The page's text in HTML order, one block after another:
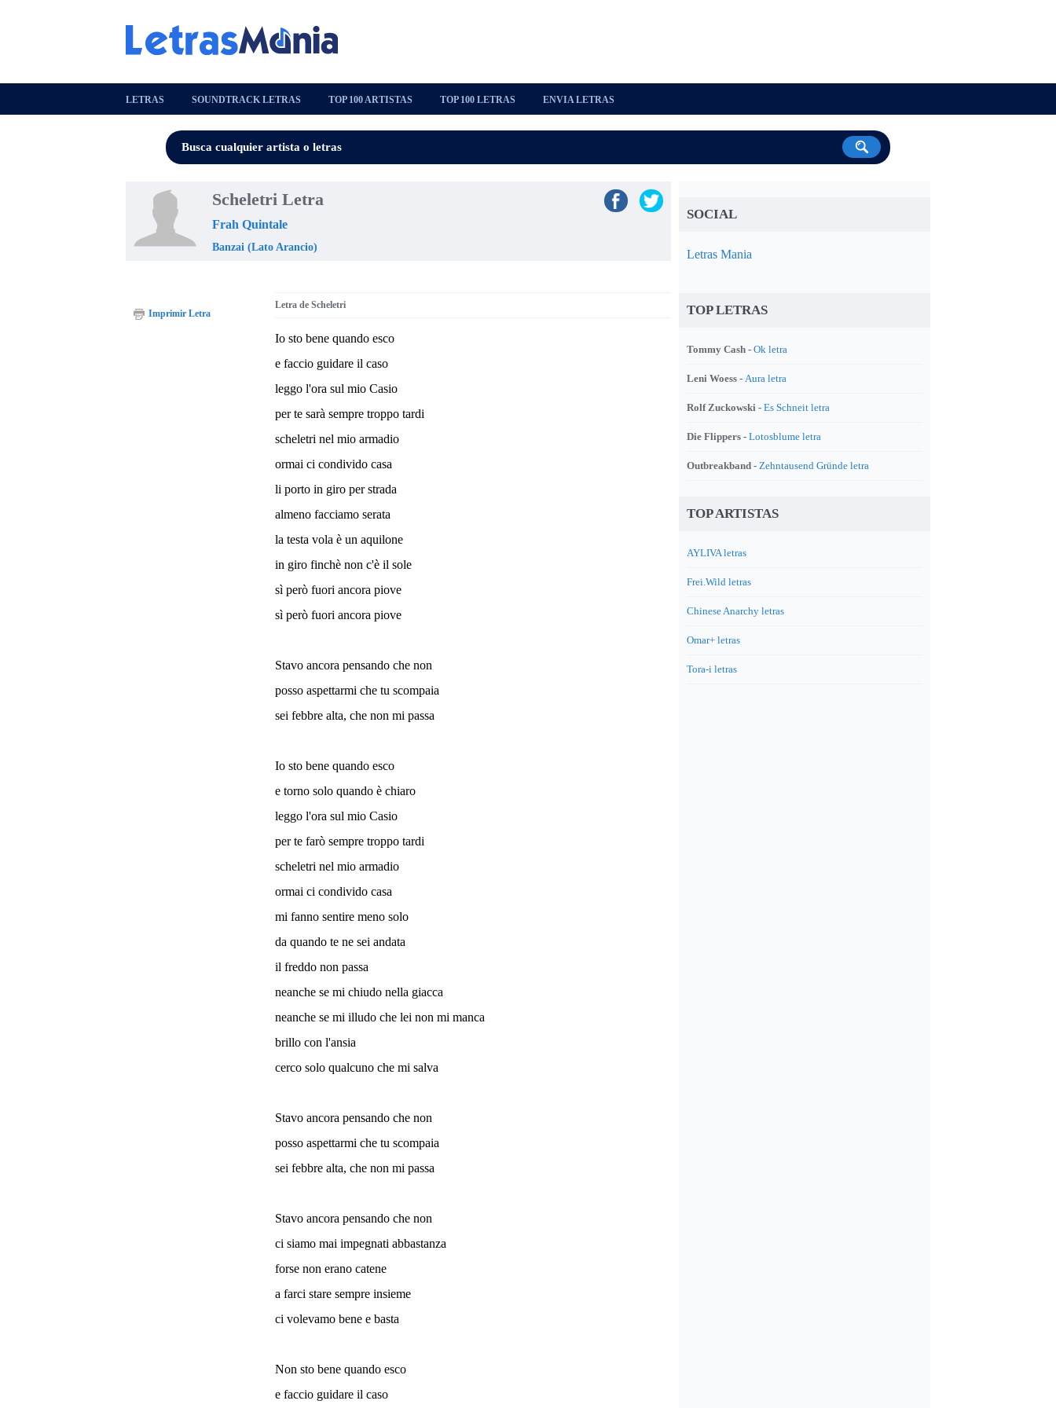
LETRAS SOUNDTRACK LETRAS TOP 100 ARTISTAS TOP 100 LETRAS ENVIA LETRAS
Scheletri Letra
Frah Quintale
Banzai (Lato Arancio)
Letra de Scheletri
Io sto bene quando esco
e faccio guidare il caso
leggo l'ora sul mio Casio
per te sarà sempre troppo tardi
scheletri nel mio armadio
ormai ci condivido casa
li porto in giro per strada
almeno facciamo serata
la testa vola è un aquilone
in giro finchè non c'è il sole
sì però fuori ancora piove
sì però fuori ancora piove
Stavo ancora pensando che non
posso aspettarmi che tu scompaia
sei febbre alta, che non mi passa
Io sto bene quando esco
e torno solo quando è chiaro
leggo l'ora sul mio Casio
per te farò sempre troppo tardi
scheletri nel mio armadio
ormai ci condivido casa
mi fanno sentire meno solo
da quando te ne sei andata
il freddo non passa
neanche se mi chiudo nella giacca
neanche se mi illudo che lei non mi manca
brillo con l'ansia
cerco solo qualcuno che mi salva
Stavo ancora pensando che non
posso aspettarmi che tu scompaia
sei febbre alta, che non mi passa
Stavo ancora pensando che non
ci siamo mai impegnati abbastanza
forse non erano catene
a farci stare sempre insieme
ci volevamo bene e basta
Non sto bene quando esco
e faccio guidare il caso
Imprimir Letra
SOCIAL
Letras Mania
TOP LETRAS
Tommy Cash - Ok letra
Leni Woess - Aura letra
Rolf Zuckowski - Es Schneit letra
Die Flippers - Lotosblume letra
Outbreakband - Zehntausend Gründe letra
TOP ARTISTAS
AYLIVA letras
Frei.Wild letras
Chinese Anarchy letras
Omar+ letras
Tora-i letras